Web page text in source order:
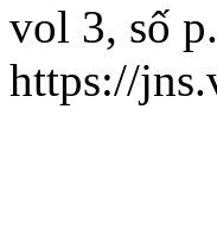
vol 3, số
https://